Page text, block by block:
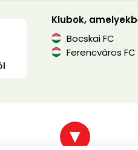
Klubok,
Bocskai FC
Ferencváros FC
▼